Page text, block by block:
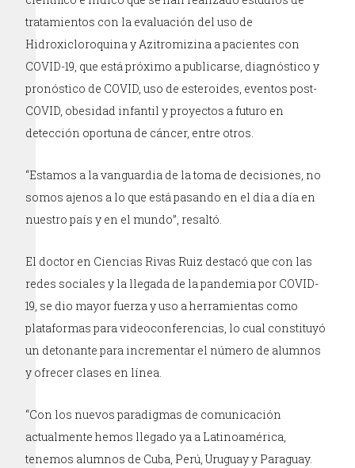
tratamientos con la evaluación del uso de
Hidroxicloroquina y Azitromizina a pacientes con
COVID-19, que está próximo a publicarse, diagnóstico y
pronóstico de COVID, uso de esteroides, eventos post-
COVID, obesidad infantil y proyectos a futuro en
detección oportuna de cáncer, entre otros.
“Estamos a la vanguardia de la toma de decisiones, no
somos ajenos a lo que está pasando en el día a día en
nuestro país y en el mundo”, resaltó.
El doctor en Ciencias Rivas Ruiz destacó que con las
redes sociales y la llegada de la pandemia por COVID-
19, se dio mayor fuerza y uso a herramientas como
plataformas para videoconferencias, lo cual constituyó
un detonante para incrementar el número de alumnos
y ofrecer clases en línea.
“Con los nuevos paradigmas de comunicación
actualmente hemos llegado ya a Latinoamérica,
tenemos alumnos de Cuba, Perú, Uruguay y Paraguay.